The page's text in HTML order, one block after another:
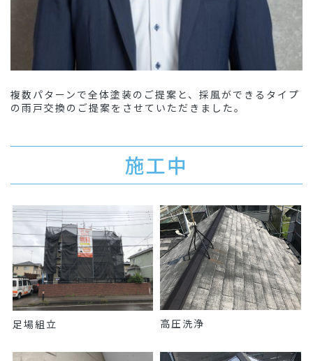
複数パターンで全体塗装のご提案と、採風ができるタイプ
の雨戸交換のご提案をさせていただきました。
施工中
足場組立 高圧洗浄